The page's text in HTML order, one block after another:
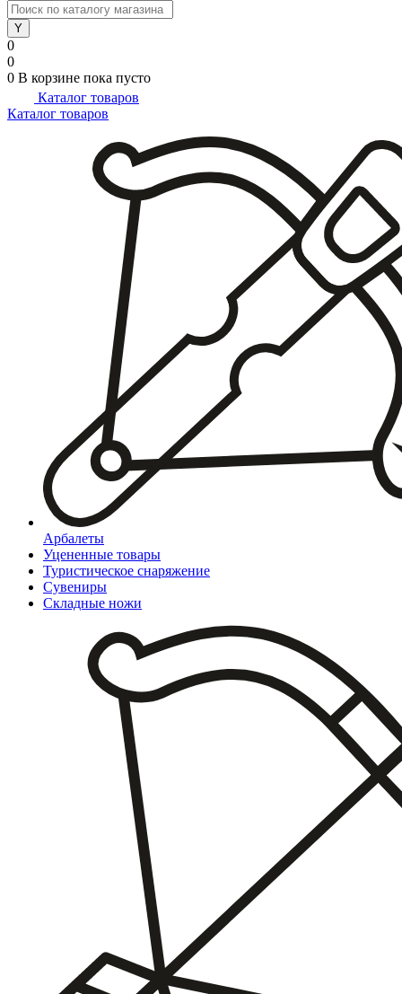
0
0
0 В корзине пока пусто
Каталог товаров
Каталог товаров
Арбалеты
Уцененные товары
Туристическое снаряжение
Сувениры
Складные ножи